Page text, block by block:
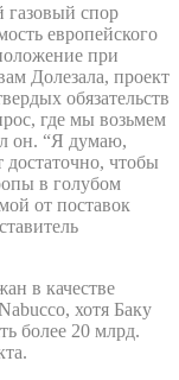
газовый спор
европейского
при
Долезала, проект
обязательств
где мы возьмем
он. “Я думаю,
достаточно, чтобы
в голубом
от поставок
в качестве
хотя Баку
более 20 млрд.